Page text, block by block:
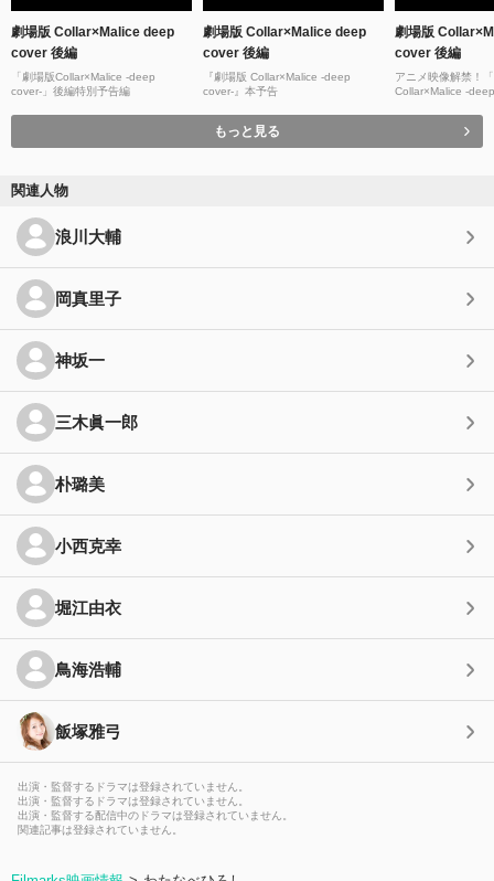
劇場版 Collar×Malice deep
cover 後編
「劇場版Collar×Malice -deep
cover-」後編特別予告編
劇場版 Collar×Malice deep
cover 後編
『劇場版 Collar×Malice -deep
cover-』本予告
劇場版
cover 後編
アニメ映像解禁！
Collar×Malice -
もっと見る
関連人物
浪川大輔
岡真里子
神坂一
三木眞一郎
朴璐美
小西克幸
堀江由衣
鳥海浩輔
飯塚雅弓
出演・監督するドラマは登録されていません。
出演・監督するドラマは登録されていません。
出演・監督する配信中のドラマは登録されていません。
関連記事は登録されていません。